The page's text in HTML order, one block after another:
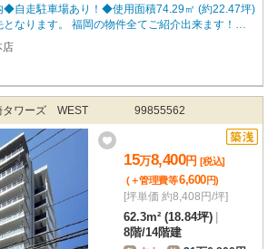
◆自走駐車場あり！◆使用面積74.29㎡ (約22.47坪)
なります。 福岡の物件全てご紹介出来ます！！何
希望の方はお気軽にお申し付けください！
店
崎タワーズ WEST 99855562
15万8,400円 [税込]
(＋管理費等6,600円)
[坪単価 約8,408円/坪]
62.3m² (18.84坪)
8階/14階建